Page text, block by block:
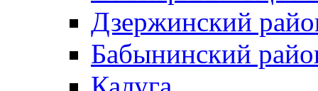
Дзержинский
Бабынинский